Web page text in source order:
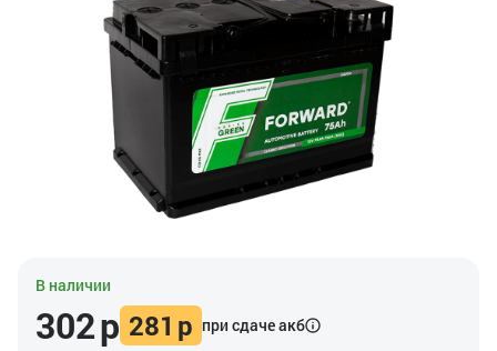
В наличии
302р 281 р при сдаче акб